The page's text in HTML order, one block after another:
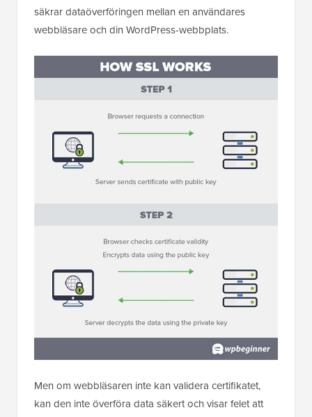
säkrar dataöverföringen mellan en användares
webbläsare och din WordPress-webbplats.
Men om webbläsaren inte kan validera certifikatet,
kan den inte överföra data säkert och visar felet att